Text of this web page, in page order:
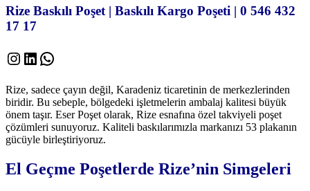
Rize Baskılı Poşet | Baskılı Kargo Poşeti | 0 546 432
17 17
Instagram
LinkedIn
WhatsApp
Rize, sadece çayın değil, Karadeniz ticaretinin de merkezlerinden
biridir. Bu sebeple, bölgedeki işletmelerin ambalaj kalitesi büyük
önem taşır. Eser Poşet olarak, Rize esnafına özel takviyeli poşet
çözümleri sunuyoruz. Kaliteli baskılarımızla markanızı 53 plakanın
gücüyle birleştiriyoruz.
El Geçme Poşetlerde Rize’nin Simgeleri